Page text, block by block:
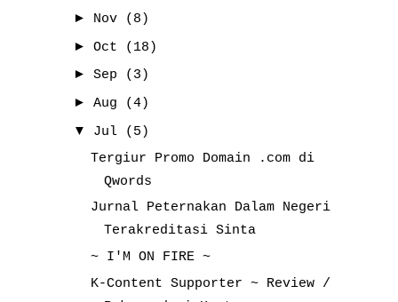
► Nov
(8)
► Oct
(18)
► Sep
(3)
► Aug
(4)
▼
Jul
(5)
Tergiur Promo Domain .com di
Qwords
Jurnal Peternakan Dalam Negeri
Terakreditasi Sinta
~ I'M ON FIRE ~
K-Content Supporter ~ Review /